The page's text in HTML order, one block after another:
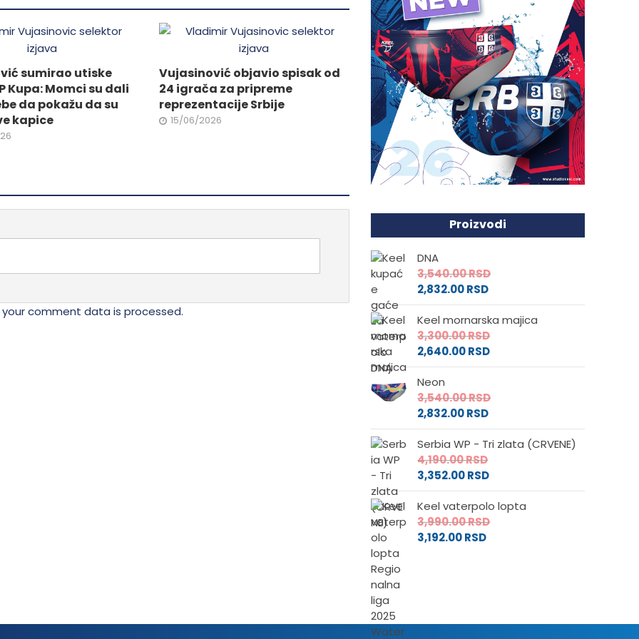
sumirao utiske
Kupa: Momci su dali
da pokažu da su
kapice
Vujasinović objavio spisak od
24 igrača za pripreme
reprezentacije Srbije
15/06/2026
your comment data is processed.
Proizvodi
DNA
3,540.00RSD
2,832.00RSD
Keel mornarska majica
3,300.00RSD
2,640.00RSD
Neon
3,540.00RSD
2,832.00RSD
Serbia WP - Tri zlata (CRVENE)
4,190.00RSD
3,352.00RSD
Keel vaterpolo lopta
3,990.00RSD
3,192.00RSD